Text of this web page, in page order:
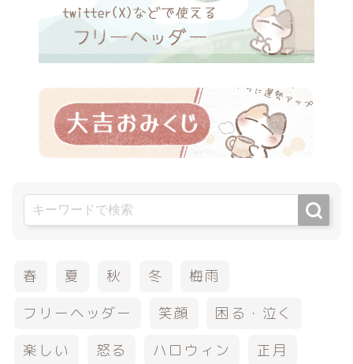
春 夏 秋 冬
梅雨
フリーヘッダー
笑顔
困る・泣く
楽しい
怒る ハロウィン
正月